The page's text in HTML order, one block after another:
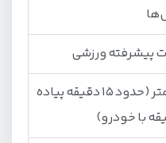
پیشرفته ورزشی
۲ کیلومتر (حدود ۱۵ دقیقه پیاده